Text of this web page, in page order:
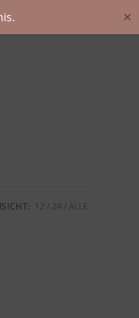
✕
12 24 ALLE